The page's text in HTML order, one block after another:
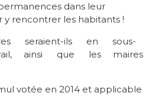
dans leur
rencontrer les habitants !
seraient-ils en sous-
ainsi que les maires
votée en 2014 et applicable